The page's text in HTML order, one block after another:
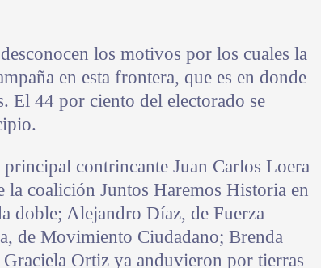
los motivos por los cuales la
en esta frontera, que es en donde
El 44 por ciento del electorado se
contrincante Juan Carlos Loera
la coalición Juntos Haremos Historia en
doble; Alejandro Díaz, de Fuerza
de Movimiento Ciudadano; Brenda
Ortiz ya anduvieron por tierras